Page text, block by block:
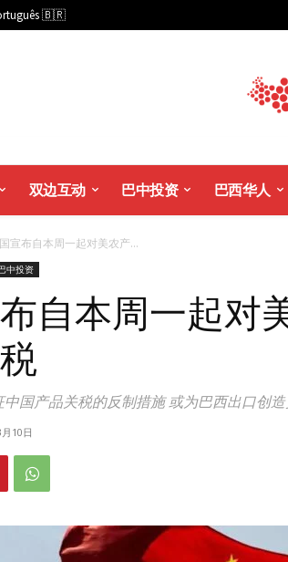
🇧🇷
双边互动 巴中投资 巴西华人
宣布自本周一起对美农产...
中投资
自本周一起对
国产品关税的反制措施 或为巴西出口创
10日